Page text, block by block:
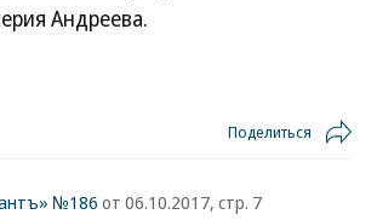
Андреева.
Поделиться
№186 от 06.10.2017, стр. 7